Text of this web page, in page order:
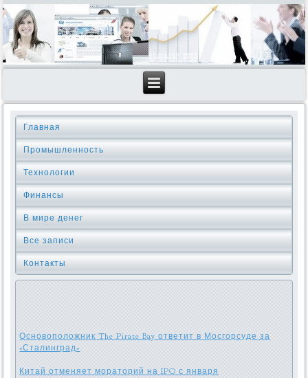
Главная
Промышленность
Технологии
Финансы
В мире денег
Все записи
Контакты
Основоположник The Pirate Bay ответит в Мосгорсуде за
«Сталинград»
Китай отменяет мораторий на IPO с января